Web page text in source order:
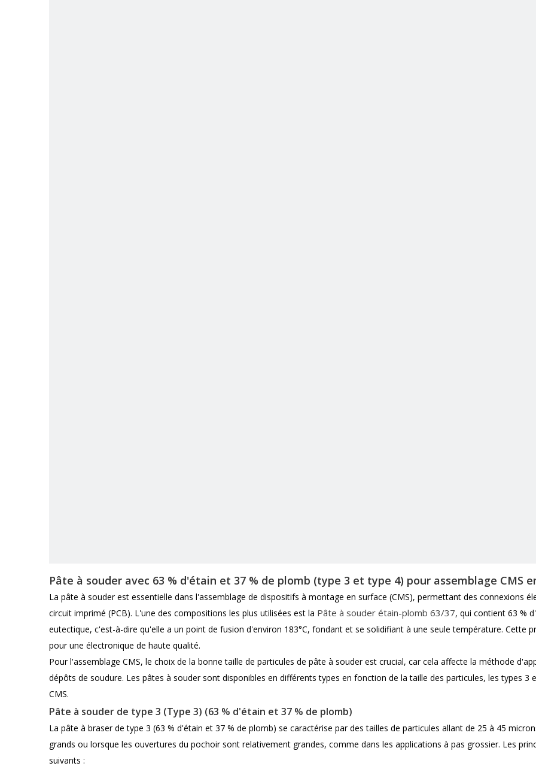
Pâte à souder avec 63 % d'étain et 37 % de plomb (type 3 et type 4) pour assemblage CMS
La pâte à souder est essentielle dans l'assemblage de dispositifs à montage en surface (CMS), permettant des connexions
circuit imprimé (PCB). L'une des compositions les plus utilisées est la Pâte à souder étain-plomb 63/37, qui contient 63 %
eutectique, c'est-à-dire qu'elle a un point de fusion d'environ 183°C, fondant et se solidifiant à une seule température. Cette
pour une électronique de haute qualité.
Pour l'assemblage CMS, le choix de la bonne taille de particules de pâte à souder est crucial, car cela affecte la méthode
dépôts de soudure. Les pâtes à souder sont disponibles en différents types en fonction de la taille des particules, les types 3
CMS.
Pâte à souder de type 3 (Type 3) (63 % d'étain et 37 % de plomb)
La pâte à braser de type 3 (63 % d'étain et 37 % de plomb) se caractérise par des tailles de particules allant de 25 à 45
grands ou lorsque les ouvertures du pochoir sont relativement grandes, comme dans les applications à pas grossier. Les
suivants :